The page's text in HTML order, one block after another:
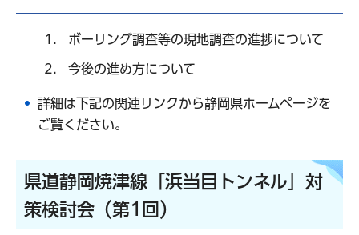
ボーリング調査等の現地調査の進捗について
今後の進め方について
詳細は下記の関連リンクから静岡県ホームページを
ご覧ください。
県道静岡焼津線「浜当目トンネル」対
策検討会（第1回）